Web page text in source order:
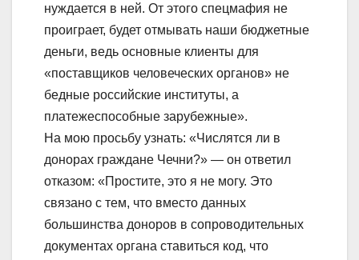
нуждается в ней. От этого спецмафия не
проиграет, будет отмывать наши бюджетные
деньги, ведь основные клиенты для
«поставщиков человеческих органов» не
бедные российские институты, а
платежеспособные зарубежные».
На мою просьбу узнать: «Числятся ли в
донорах граждане Чечни?» — он ответил
отказом: «Простите, это я не могу. Это
связано с тем, что вместо данных
большинства доноров в сопроводительных
документах органа ставиться код, что